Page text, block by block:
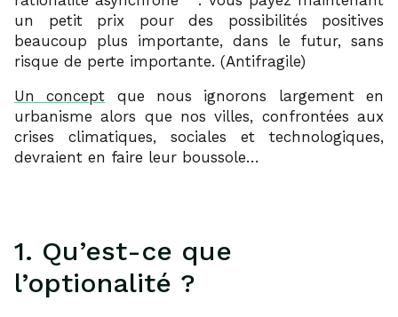
un petit prix pour des possibilités positives
beaucoup plus importante, dans le futur, sans
risque de perte importante. (Antifragile)
Un concept que nous ignorons largement en
urbanisme alors que nos villes, confrontées aux
crises climatiques, sociales et technologiques,
devraient en faire leur boussole…
1. Qu’est-ce que
l’optionalité ?